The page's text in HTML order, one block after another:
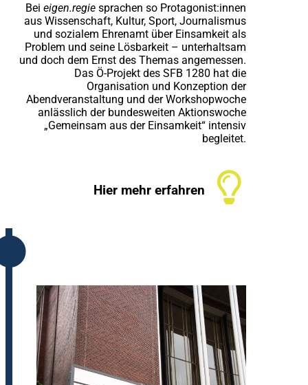
Bei eigen.regie sprachen so Protagonist:innen
aus Wissenschaft, Kultur, Sport, Journalismus
und sozialem Ehrenamt über Einsamkeit als
Problem und seine Lösbarkeit – unterhaltsam
und doch dem Ernst des Themas angemessen.
Das Ö-Projekt des SFB 1280 hat die
Organisation und Konzeption der
Abendveranstaltung und der Workshopwoche
anlässlich der bundesweiten Aktionswoche
„Gemeinsam aus der Einsamkeit“ intensiv
begleitet.
Hier mehr erfahren